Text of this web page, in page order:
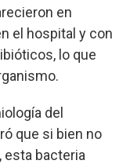
en
el hospital y con
lo que
del
que si bien no
esta bacteria